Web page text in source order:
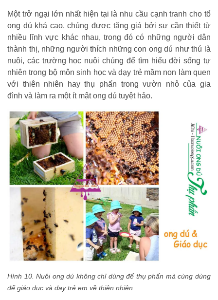
Một trở ngại lớn nhất hiện tại là nhu cầu cạnh tranh cho tổ
ong dú khá cao, chúng được tăng giá bởi sự cần thiết từ
nhiều lĩnh vực khác nhau, trong đó có những người dân
thành thị, những người thích những con ong dú như thú là
nuôi, các trường học nuôi chúng để tìm hiểu đời sống tự
nhiên trong bộ môn sinh học và dạy trẻ mầm non làm quen
với thiên nhiên hay thụ phấn trong vườn nhỏ của gia
đình và làm ra một ít mật ong dú tuyệt hảo.
Hình 10. Nuôi ong dú không chỉ dùng để thụ phấn mà cùng dùng
để giáo dục và dạy trẻ em về thiên nhiên